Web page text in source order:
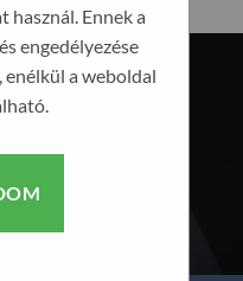
használ. Ennek a
engedélyezése
enélkül a weboldal